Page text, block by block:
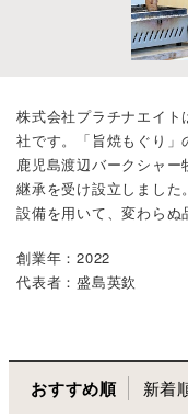
株式会社プラチナエイ
社です。「旨焼もぐり」
鹿児島渡辺バークシャ
継承を受け設立しました
設備を用いて、変わらぬ
創業年：2022
代表者：盛島英欽
おすすめ順 新着